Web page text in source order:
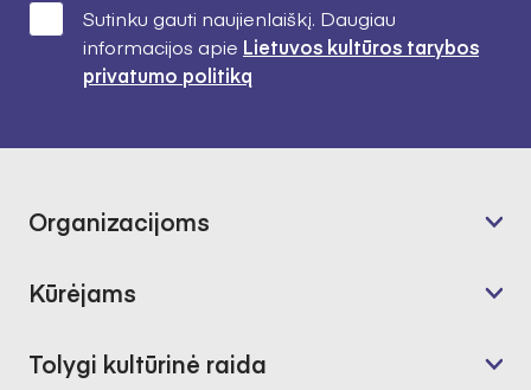
Sutinku gauti naujienlaiškį. Daugiau
informacijos apie Lietuvos kultūros tarybos
privatumo politiką
Organizacijoms
Kūrėjams
Tolygi kultūrinė raida